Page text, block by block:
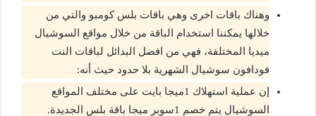
وهناك باقات اخرى وهي باقات بلس كومبو والتي من
خلالها يمكننا استخدام الباقة من خلال مواقع السوشيال
ميديا المختلفة، فهي من افضل البدائل لباقات النت
فودافون سوشيال الشهرية بلا حدود حيث أنه:
إن عملية استهلاك 1ميجا بايت على مختلف المواقع
السوشيال يتم خصم 1سوبر ميجا باقة بلس الجديدة.